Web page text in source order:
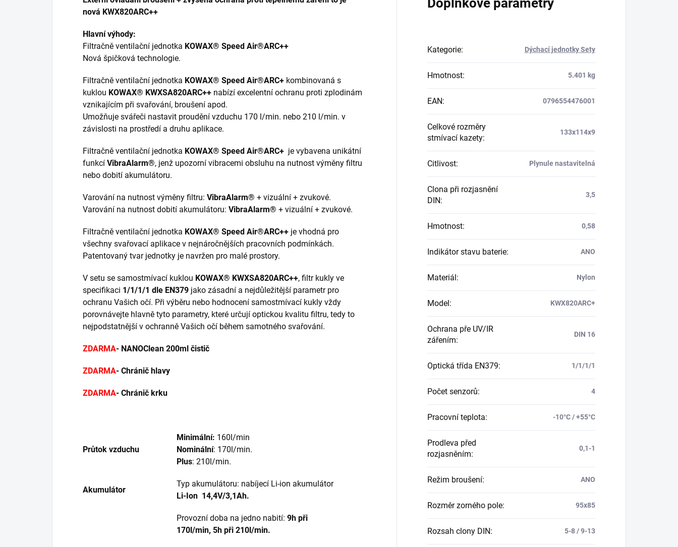
nová KWX820ARC++
Hlavní výhody:
Filtračně ventilační jednotka KOWAX® Speed Air®ARC++
Nová špičková technologie.
Filtračně ventilační jednotka KOWAX® Speed Air®ARC+ kombinovaná s
kuklou KOWAX® KWXSA820ARC++ nabízí excelentní ochranu proti zplodinám
vznikajícím při svařování, broušení apod.
Umožňuje svářeči nastavit proudění vzduchu 170 l/min. nebo 210 l/min. v
závislosti na prostředí a druhu aplikace.
Filtračně ventilační jednotka KOWAX® Speed Air®ARC+ je vybavena unikátní
funkcí VibraAlarm®, jenž upozorní vibracemi obsluhu na nutnost výměny filtru
nebo dobití akumulátoru.
Varování na nutnost výměny filtru: VibraAlarm® + vizuální + zvukové.
Varování na nutnost dobití akumulátoru: VibraAlarm® + vizuální + zvukové.
Filtračně ventilační jednotka KOWAX® Speed Air®ARC++ je vhodná pro
všechny svařovací aplikace v nejnáročnějších pracovních podmínkách.
Patentovaný tvar jednotky je navržen pro malé prostory.
V setu se samostmívací kuklou KOWAX® KWXSA820ARC++, filtr kukly ve
specifikaci 1/1/1/1 dle EN379 jako zásadní a nejdůležitější parametr pro
ochranu Vašich očí. Při výběru nebo hodnocení samostmívací kukly vždy
porovnávejte hlavně tyto parametry, které určují optickou kvalitu filtru, tedy to
nejpodstatnější v ochranně Vašich očí během samotného svařování.
ZDARMA- NANOClean 200ml čistič
ZDARMA- Chránič hlavy
ZDARMA- Chránič krku
Průtok vzduchu
Minimální: 160l/min
Nominální: 170l/min.
Plus: 210l/min.
Akumulátor
Typ akumulátoru: nabíjecí Li-ion akumulátor
Li-Ion 14,4V/3,1Ah.
Provozní doba na jedno nabití: 9h při
170l/min, 5h při 210l/min.
Doplňkové parametry
Kategorie: Dýchací jednotky Sety
Hmotnost: 5.401 kg
EAN: 0796554476001
Celkové rozměry
stmívací kazety:
133x114x9
Citlivost: Plynule nastavitelná
Clona při rozjasnění
DIN:
3,5
Hmotnost: 0,58
Indikátor stavu baterie: ANO
Materiál : Nylon
Model : KWX820ARC+
Ochrana pře UV/IR
zářením:
DIN 16
Optická třída EN379: 1/1/1/1
Počet senzorů: 4
Pracovní teplota: -10°C / +55°C
Prodleva před
rozjasněním:
0,1-1
Režim broušení: ANO
Rozměr zorného pole: 95x85
Rozsah clony DIN: 5-8 / 9-13